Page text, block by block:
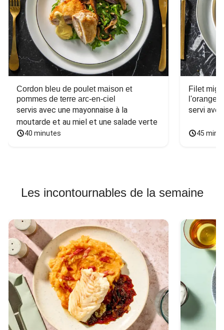
Cordon bleu de poulet maison et
pommes de terre arc-en-ciel
servis avec une mayonnaise à la
moutarde et au miel et une salade verte
40 minutes
Filet
l'orange
servi
45
Les incontournables de la semaine